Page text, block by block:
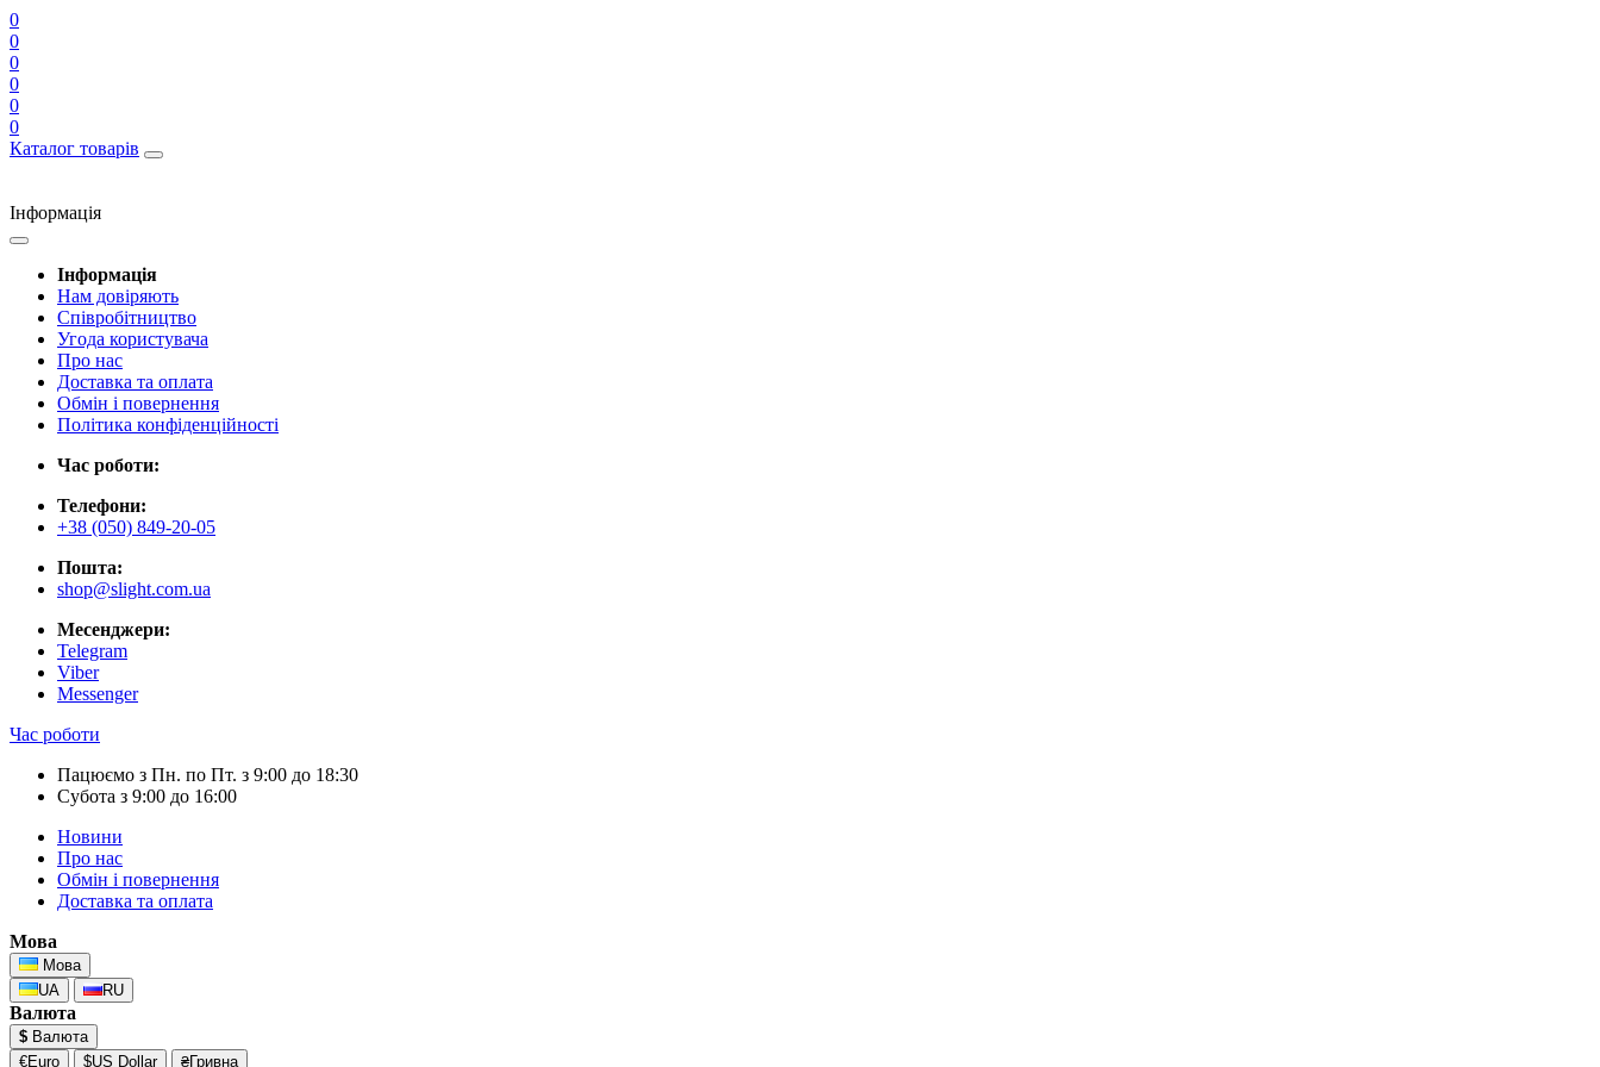
0
0
0
0
0
0
Каталог товарів
Інформація
Інформація
Нам довіряють
Співробітництво
Угода користувача
Про нас
Доставка та оплата
Обмін і повернення
Політика конфіденційності
Час роботи:
Телефони:
+38 (050) 849-20-05
Пошта:
shop@slight.com.ua
Месенджери:
Telegram
Viber
Messenger
Час роботи
Пацюємо з Пн. по Пт. з 9:00 до 18:30
Субота з 9:00 до 16:00
Новини
Про нас
Обмін і повернення
Доставка та оплата
Мова
Мова
UA
RU
Валюта
$ Валюта
€Euro
$US Dollar ₴Гривна